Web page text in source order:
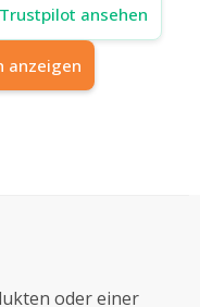
ansehen
anzeigen
oder einer